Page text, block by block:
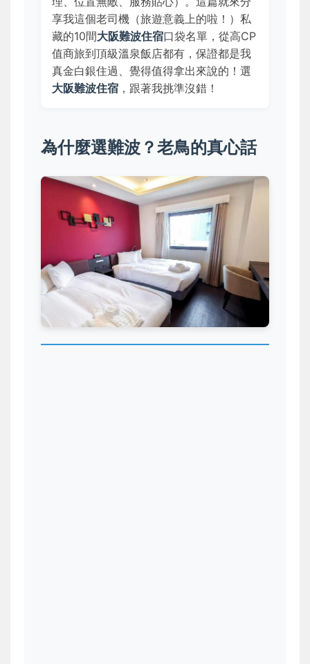
享我這個老司機（旅遊意義上的啦！）私
藏的10間大阪難波住宿口袋名單，從高CP
值商旅到頂級溫泉飯店都有，保證都是我
真金白銀住過、覺得值得拿出來說的！選
大阪難波住宿 ，跟著我挑準沒錯！
為什麼選難波？老鳥的真心話